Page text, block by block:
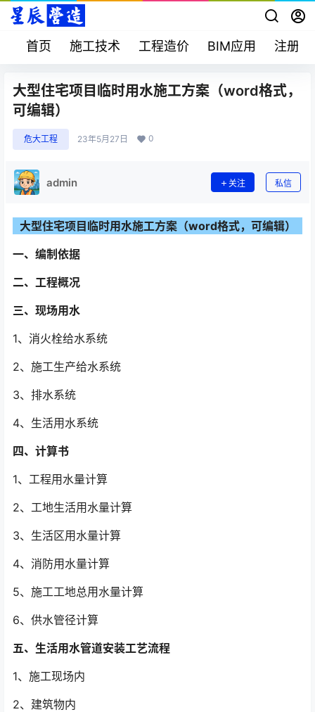
首页 施工技术 工程造价 BIM应用 注册考
大型住宅项目临时用水施工方案（word格式，
可编辑）
危大工程 23年5月27日 0
admin 关注 私信
大型住宅项目临时用水施工方案（word格式，可编辑）
一、编制依据
二、工程概况
三、现场用水
1、消火栓给水系统
2、施工生产给水系统
3、排水系统
4、生活用水系统
四、计算书
1、工程用水量计算
2、工地生活用水量计算
3、生活区用水量计算
4、消防用水量计算
5、施工工地总用水量计算
6、供水管径计算
五、生活用水管道安装工艺流程
1、施工现场内
2、建筑物内